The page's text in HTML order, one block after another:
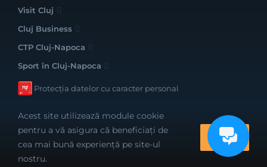
Visit Cluj
Cluj Business
CTP Cluj-Napoca
Sport în Cluj-Napoca
Protecția datelor cu caracter personal
Realizat cu bune intenții de către
Acest site utilizează module cookie
pentru a vă asigura că beneficiați de
cea mai bună experiență pe site-ul
nostru.
OK